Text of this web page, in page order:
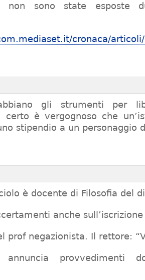
non sono state esposte
cronaca/
gli strumenti per
certo è vergognoso che
stipendio a un personaggio
è docente di Filosofia del
anche
prof negazionista. Il rettore:
annuncia provvedimenti